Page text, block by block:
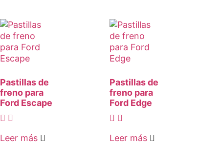
Pastillas de
freno para
Ford Escape
Leer más
Pastillas de
freno para
Ford Edge
Leer más